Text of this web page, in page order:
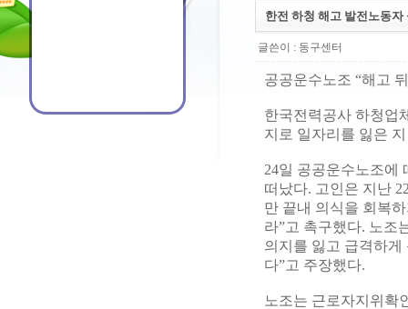
한전 하청 해고 발전노동자
글쓴이 : 동구센터
공공운수노조 “해고
한국전력공사 하청업
지로 일자리를 잃은
24일 공공운수노조에
떠났다. 고인은 지난
만 끝내 의식을 회복
라”고 촉구했다. 노조
의지를 잃고 급격하게
다”고 주장했다.
노조는 근로자지위확